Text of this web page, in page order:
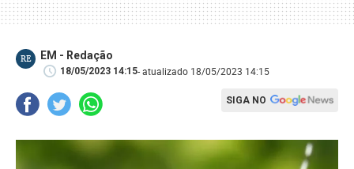
RE EM - Redação
18/05/2023 14:15- atualizado 18/05/2023 14:15
SIGA NO